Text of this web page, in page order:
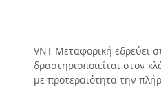
VNT Μεταφορική εδρεύει
δραστηριοποιείται στον
με προτεραιότητα την